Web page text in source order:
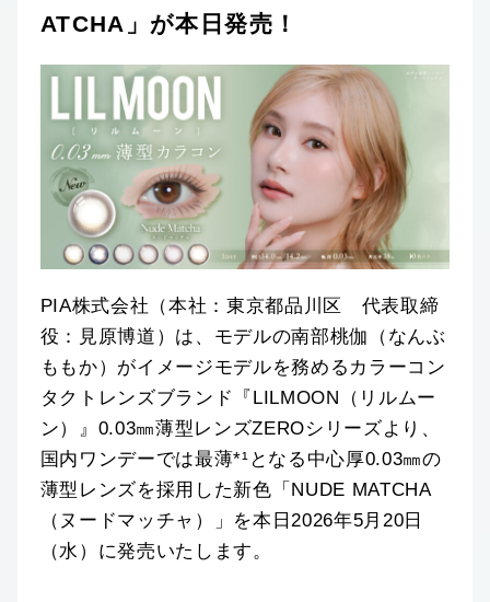
ATCHA」が本日発売！
PIA株式会社（本社：東京都品川区 代表取締
役：見原博道）は、モデルの南部桃伽（なんぶ
ももか）がイメージモデルを務めるカラーコン
タクトレンズブランド『LILMOON（リルムー
ン）』0.03㎜薄型レンズZEROシリーズより、
国内ワンデーでは最薄*¹となる中心厚0.03㎜の
薄型レンズを採用した新色「NUDE MATCHA
（ヌードマッチャ）」を本日2026年5月20日
（水）に発売いたします。